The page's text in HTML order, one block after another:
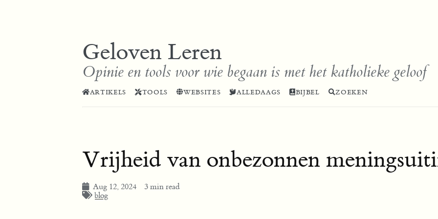
Geloven Leren
Opinie en tools voor wie begaan is met het katholieke geloof
ARTIKELS TOOLS WEBSITES ALLEDAAGS BIJBEL ZOEKEN
Vrijheid van onbezonnen
Aug 12, 2024
3 min read
blog